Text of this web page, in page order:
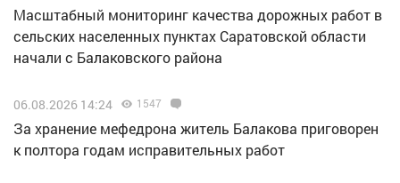
Масштабный мониторинг качества дорожных работ в
сельских населенных пунктах Саратовской области
начали с Балаковского района
06.08.2026 14:24 1547
За хранение мефедрона житель Балакова приговорен
к полтора годам исправительных работ